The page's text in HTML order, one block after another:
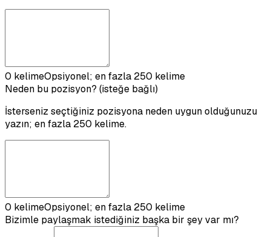
0 kelimeOpsiyonel; en fazla 250 kelime
Neden bu pozisyon? (isteğe bağlı)
İsterseniz seçtiğiniz pozisyona neden uygun olduğunuzu
yazın; en fazla 250 kelime.
0 kelimeOpsiyonel; en fazla 250 kelime
Bizimle paylaşmak istediğiniz başka bir şey var mı?